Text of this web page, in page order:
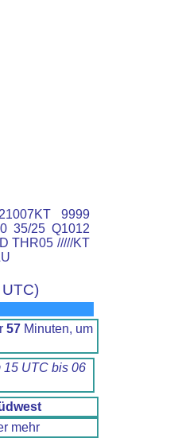
9999
35/25 Q1012
THR05 /////KT
57 Minuten, um
15 UTC bis 06
mehr